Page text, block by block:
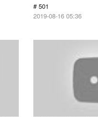
# 501
2019-08-16 05:36